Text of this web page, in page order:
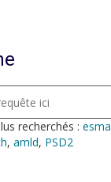
recherchés : esma
, amld, PSD2